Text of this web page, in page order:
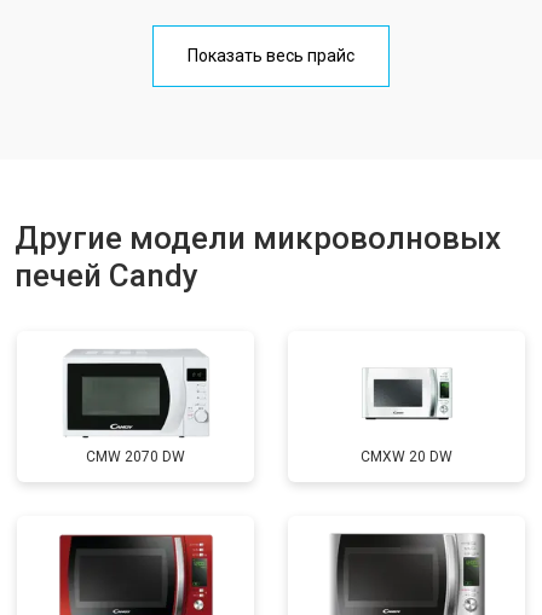
Ремонт платы управления
Замена лампочки от 2400 ₽
Показать весь прайс
Другие модели микроволновых
печей Candy
CMW 2070 DW CMXW 20 DW